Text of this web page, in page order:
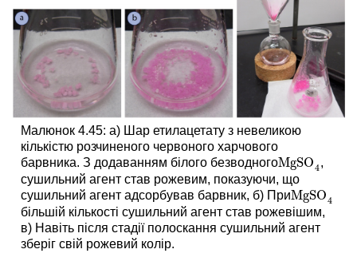
Малюнок 4.45: а) Шар етилацетату з невеликою
кількістю розчиненого червоного харчового
барвника. З додаванням білого безводногоMgSO4
MgSO 4,
сушильний агент став рожевим, показуючи, що
сушильний агент адсорбував барвник, б) ПриMgSO4
MgSO 4
більшій кількості сушильний агент став рожевішим,
в) Навіть після стадії полоскання сушильний агент
зберіг свій рожевий колір.